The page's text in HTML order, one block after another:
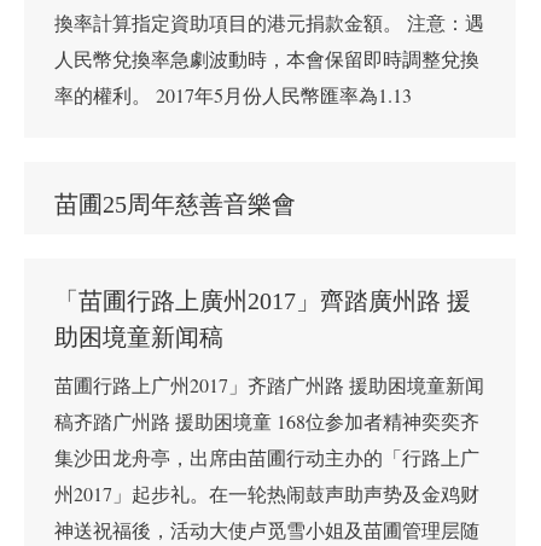
換率計算指定資助項目的港元捐款金額。 注意：遇
人民幣兌換率急劇波動時，本會保留即時調整兌換
率的權利。 2017年5月份人民幣匯率為1.13
苗圃25周年慈善音樂會
「苗圃行路上廣州2017」齊踏廣州路 援
助困境童新闻稿
苗圃行路上广州2017」齐踏广州路 援助困境童新闻
稿齐踏广州路 援助困境童 168位参加者精神奕奕齐
集沙田龙舟亭，出席由苗圃行动主办的「行路上广
州2017」起步礼。在一轮热闹鼓声助声势及金鸡财
神送祝福後，活动大使卢觅雪小姐及苗圃管理层随